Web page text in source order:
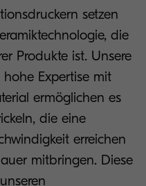
setzen
die
Produkte ist. Unsere
Expertise mit
ermöglichen es
die eine
erreichen
mitbringen. Diese